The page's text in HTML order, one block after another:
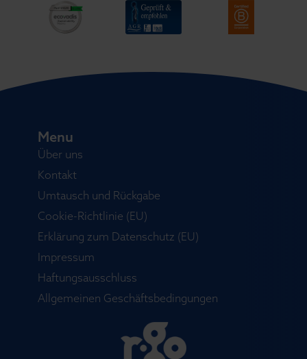
Menu
Über uns
Kontakt
Umtausch und Rückgabe
Cookie-Richtlinie (EU)
Erklärung zum Datenschutz (EU)
Impressum
Haftungsausschluss
Allgemeinen Geschäftsbedingungen